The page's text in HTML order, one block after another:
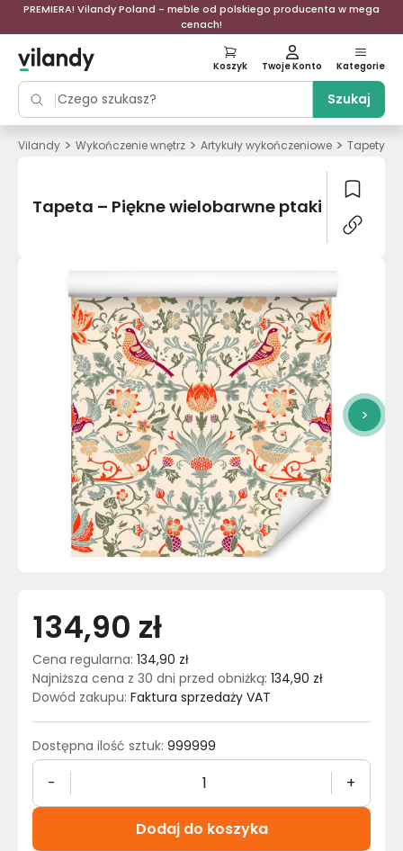
PREMIERA! Vilandy Poland - meble od polskiego producenta w mega
cenach!
Szukaj
Koszyk Twoje Konto Kategorie
Vilandy > Wykończenie wnętrz > Artykuły wykończeniowe > Tapety
Tapeta – Piękne wielobarwne ptaki
>
134,90 zł
Cena regularna: 134,90 zł
Najniższa cena z 30 dni przed obniżką: 134,90 zł
Dowód zakupu: Faktura sprzedaży VAT
Dostępna ilość sztuk: 999999
- +
Dodaj do koszyka